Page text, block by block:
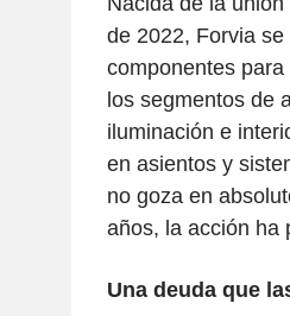
de 2022, Forvia
componentes
los segmentos de
iluminación e
en asientos y
no goza en
años, la acción ha
Una deuda que